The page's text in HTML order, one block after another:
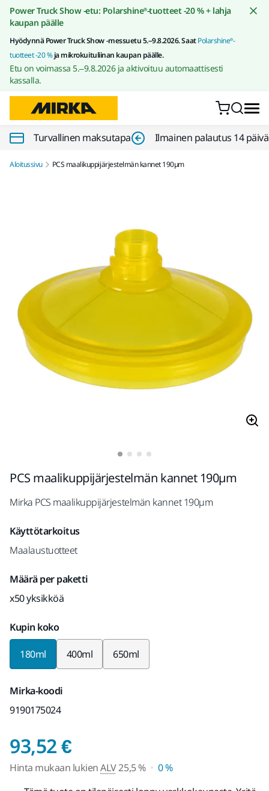
Siirry sisältöön
Power Truck Show -etu: Polarshine®-tuotteet -20 % + lahja
kaupan päälle
Hyödynnä Power Truck Show -messuetu 5.–9.8.2026. SaatPolarshine®-
tuotteet -20 %ja mikrokuituliinan kaupan päälle.
Etu on voimassa 5.–9.8.2026 ja aktivoituu automaattisesti
kassalla.
Turvallinen maksutapa Ilmainen palautus 14
Aloitussivu PCS maalikuppijärjestelmän kannet 190µm
PCS maalikuppijärjestelmän kannet 190µm
Mirka PCS maalikuppijärjestelmän kannet 190µm
Käyttötarkoitus
Maalaustuotteet
Määrä per paketti
x50 yksikköä
Kupin koko
180ml 400ml 650ml
Mirka-koodi
9190175024
93,52 €Hinta mukaan lukien
Hinta mukaan lukienALV25,5 %
0 %